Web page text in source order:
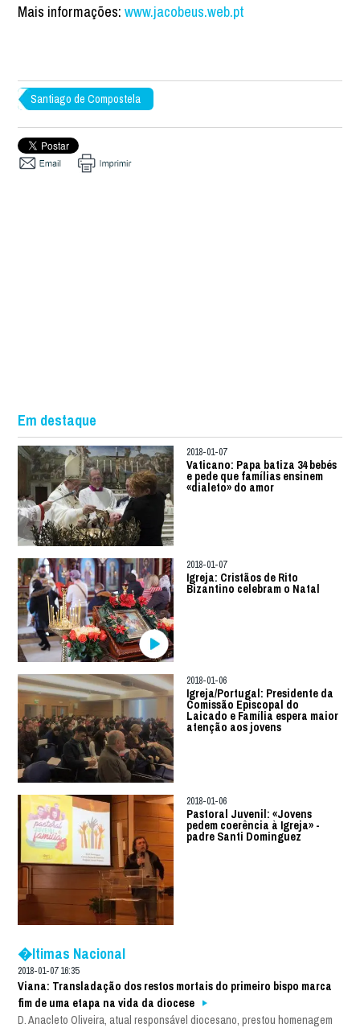
Mais informações:www.jacobeus.web.pt
Santiago de Compostela
Em destaque
2018-01-07
Vaticano: Papa batiza 34 bebés
e pede que famílias ensinem
«dialeto» do amor
2018-01-07
Igreja: Cristãos de Rito
Bizantino celebram o Natal
2018-01-06
Igreja/Portugal: Presidente da
Comissão Episcopal do
Laicado e Família espera maior
atenção aos jovens
2018-01-06
Pastoral Juvenil: «Jovens
pedem coerência à Igreja» -
padre Santi Dominguez
�ltimas Nacional
2018-01-07 16:35
Viana: Transladação dos restos mortais do primeiro bispo marca
fim de uma etapa na vida da diocese
D. Anacleto Oliveira, atual responsável diocesano, prestou homenagem